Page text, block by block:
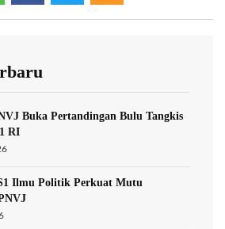
Buka Pertandingan Bulu Tangkis
RI
Ilmu Politik Perkuat Mutu